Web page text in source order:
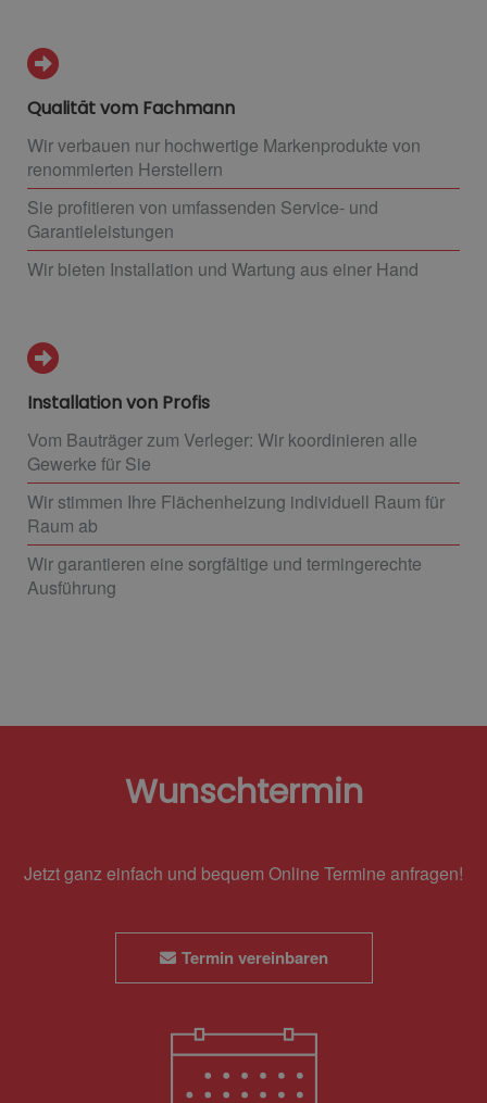
Qualität vom Fachmann
Wir verbauen nur hochwertige Markenprodukte von
renommierten Herstellern
Sie profitieren von umfassenden Service- und
Garantieleistungen
Wir bieten Installation und Wartung aus einer Hand
Installation von Profis
Vom Bauträger zum Verleger: Wir koordinieren alle
Gewerke für Sie
Wir stimmen Ihre Flächenheizung individuell Raum für
Raum ab
Wir garantieren eine sorgfältige und termingerechte
Ausführung
Wunschtermin
Jetzt ganz einfach und bequem Online Termine anfragen!
Termin vereinbaren